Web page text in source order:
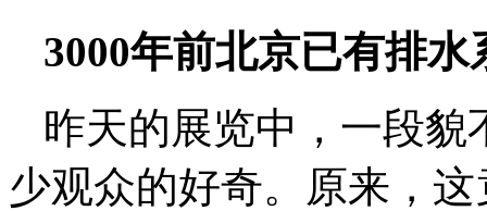
3000年前北京已有排水
昨天的展览中，一段
少观众的好奇。原来，